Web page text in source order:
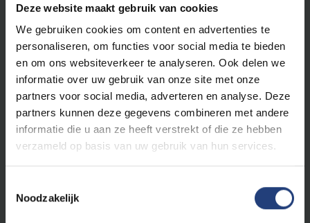
Deze website maakt gebruik van cookies
We gebruiken cookies om content en advertenties te
personaliseren, om functies voor social media te bieden
en om ons websiteverkeer te analyseren. Ook delen we
informatie over uw gebruik van onze site met onze
partners voor social media, adverteren en analyse. Deze
partners kunnen deze gegevens combineren met andere
informatie die u aan ze heeft verstrekt of die ze hebben
verzameld op basis van uw gebruik van hun services.
Noodzakelijk
[F] +32 (0)2 629 27 20
[E]Fanny.Crick@vub.be
Aanwezig op campus op maandag, woensdag en
vrijdagvoormiddag.
Afwezig op dinsdag en donderdag.
Master of Science in de Bio-
ingenieurswetenschappen: Frédéric Leroy